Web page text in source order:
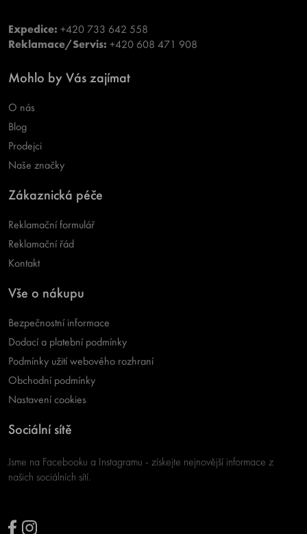
Expedice: +420 733 642 558
Reklamace/Servis: +420 608 471 908
Mohlo by Vás zajímat
O nás
Blog
Prodejci
Naše značky
Zákaznická péče
Reklamační formulář
Reklamační řád
Kontakt
Vše o nákupu
Bezpečnostní informace
Dodací a platební podmínky
Podmínky užití webového rozhraní
Obchodní podmínky
Nastavení cookies
Sociální sítě
Jsme na Facebooku a Instagramu - získejte nejnovější informace z
našich sociálních sítí.